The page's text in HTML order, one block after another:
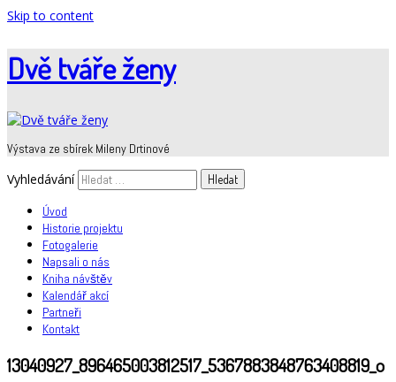
Skip to content
Dvě tváře ženy
Výstava ze sbírek Mileny Drtinové
Vyhledávání
Úvod
Historie projektu
Fotogalerie
Napsali o nás
Kniha návštěv
Kalendář akcí
Partneři
Kontakt
13040927_896465003812517_5367883848763408819_o